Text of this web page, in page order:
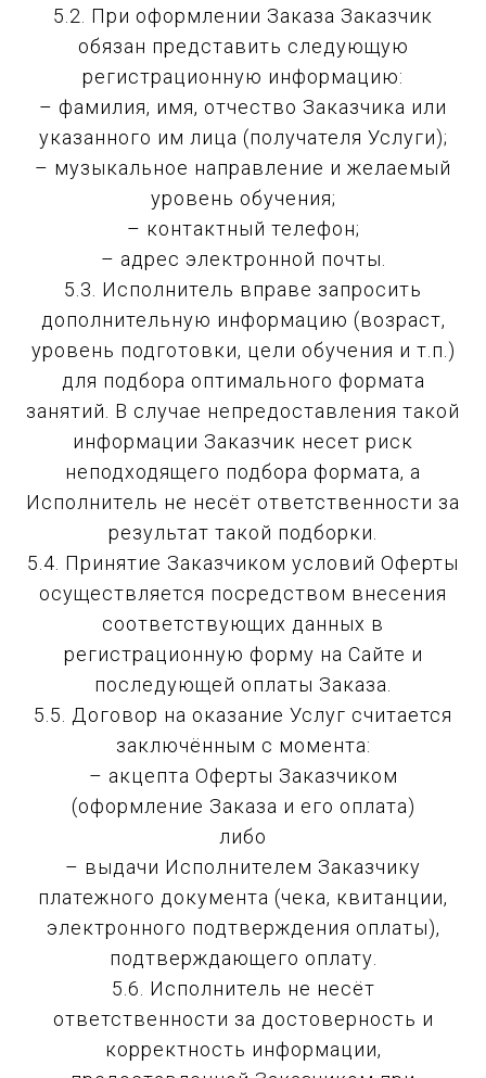
5.2. При оформлении Заказа Заказчик
обязан представить следующую
регистрационную информацию:
– фамилия, имя, отчество Заказчика или
указанного им лица (получателя Услуги);
– музыкальное направление и желаемый
уровень обучения;
– контактный телефон;
– адрес электронной почты.
5.3. Исполнитель вправе запросить
дополнительную информацию (возраст,
уровень подготовки, цели обучения и т.п.)
для подбора оптимального формата
занятий. В случае непредоставления такой
информации Заказчик несет риск
неподходящего подбора формата, а
Исполнитель не несёт ответственности за
результат такой подборки.
5.4. Принятие Заказчиком условий Оферты
осуществляется посредством внесения
соответствующих данных в
регистрационную форму на Сайте и
последующей оплаты Заказа.
5.5. Договор на оказание Услуг считается
заключённым с момента:
– акцепта Оферты Заказчиком
(оформление Заказа и его оплата)
либо
– выдачи Исполнителем Заказчику
платежного документа (чека, квитанции,
электронного подтверждения оплаты),
подтверждающего оплату.
5.6. Исполнитель не несёт
ответственности за достоверность и
корректность информации,